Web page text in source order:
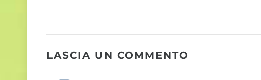
LASCIA UN COMMENTO